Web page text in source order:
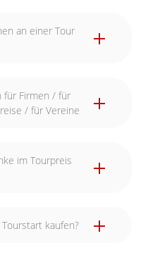
an einer Tour
für Firmen / für
/ für Vereine
im Tourpreis
kaufen?